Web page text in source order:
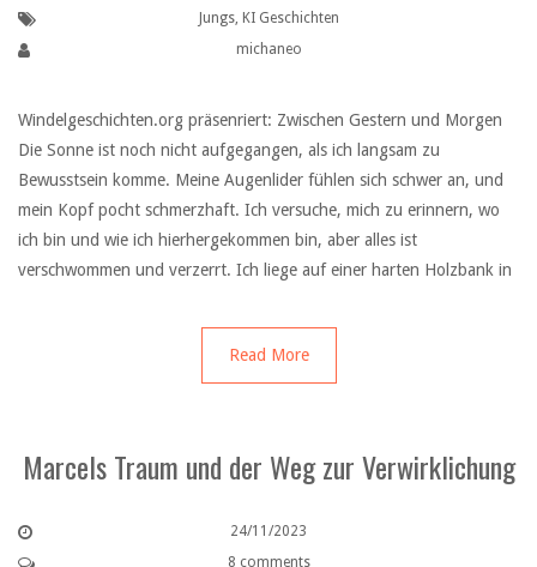
Jungs, KI Geschichten
michaneo
Windelgeschichten.org präsenriert: Zwischen Gestern und Morgen
Die Sonne ist noch nicht aufgegangen, als ich langsam zu
Bewusstsein komme. Meine Augenlider fühlen sich schwer an, und
mein Kopf pocht schmerzhaft. Ich versuche, mich zu erinnern, wo
ich bin und wie ich hierhergekommen bin, aber alles ist
verschwommen und verzerrt. Ich liege auf einer harten Holzbank in
Read More
Marcels Traum und der Weg zur Verwirklichung
24/11/2023
8 comments